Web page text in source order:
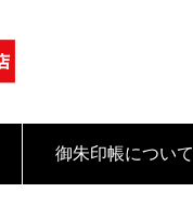
御朱印帳について